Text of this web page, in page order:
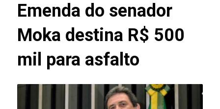
Emenda do senador
Moka destina R$ 500
mil para asfalto